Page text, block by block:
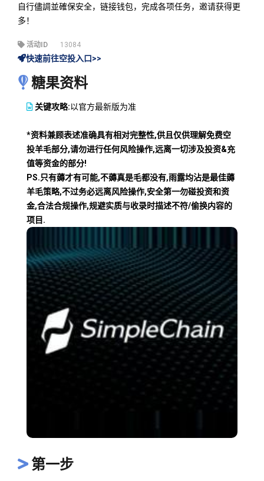
自行儘調並確保安全，链接钱包，完成各项任务，邀请获得更
多！
活动ID 13084
快速前往空投入口>>
糖果资料
关键攻略:以官方最新版为准
*资料兼顾表述准确具有相对完整性,供且仅供理解免费空
投羊毛部分,请勿进行任何风险操作,远离一切涉及投资&充
值等资金的部分!
PS.只有薅才有可能,不薅真是毛都没有,雨露均沾是最佳薅
羊毛策略,不过务必远离风险操作,安全第一勿碰投资和资
金,合法合规操作,规避实质与收录时描述不符/偷换内容的
项目.
第一步